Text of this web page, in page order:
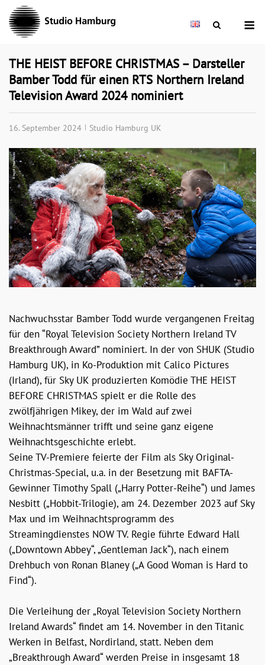
Skip
content
THE HEIST BEFORE CHRISTMAS – Darsteller
Bamber Todd für einen RTS Northern Ireland
Television Award 2024 nominiert
16. September 2024 Studio Hamburg UK
Nachwuchsstar Bamber Todd wurde vergangenen Freitag
für den “Royal Television Society Northern Ireland TV
Breakthrough Award” nominiert. In der von SHUK (Studio
Hamburg UK), in Ko-Produktion mit Calico Pictures
(Irland), für Sky UK produzierten Komödie THE HEIST
BEFORE CHRISTMAS spielt er die Rolle des
zwölfjährigen Mikey, der im Wald auf zwei
Weihnachtsmänner trifft und seine ganz eigene
Weihnachtsgeschichte erlebt.
Seine TV-Premiere feierte der Film als Sky Original-
Christmas-Special, u.a. in der Besetzung mit BAFTA-
Gewinner Timothy Spall („Harry Potter-Reihe“) und James
Nesbitt („Hobbit-Trilogie), am 24. Dezember 2023 auf Sky
Max und im Weihnachtsprogramm des
Streamingdienstes NOW TV. Regie führte Edward Hall
(„Downtown Abbey“, „Gentleman Jack“), nach einem
Drehbuch von Ronan Blaney („A Good Woman is Hard to
Find“).
Die Verleihung der „Royal Television Society Northern
Ireland Awards“ findet am 14. November in den Titanic
Werken in Belfast, Nordirland, statt. Neben dem
„Breakthrough Award“ werden Preise in insgesamt 18